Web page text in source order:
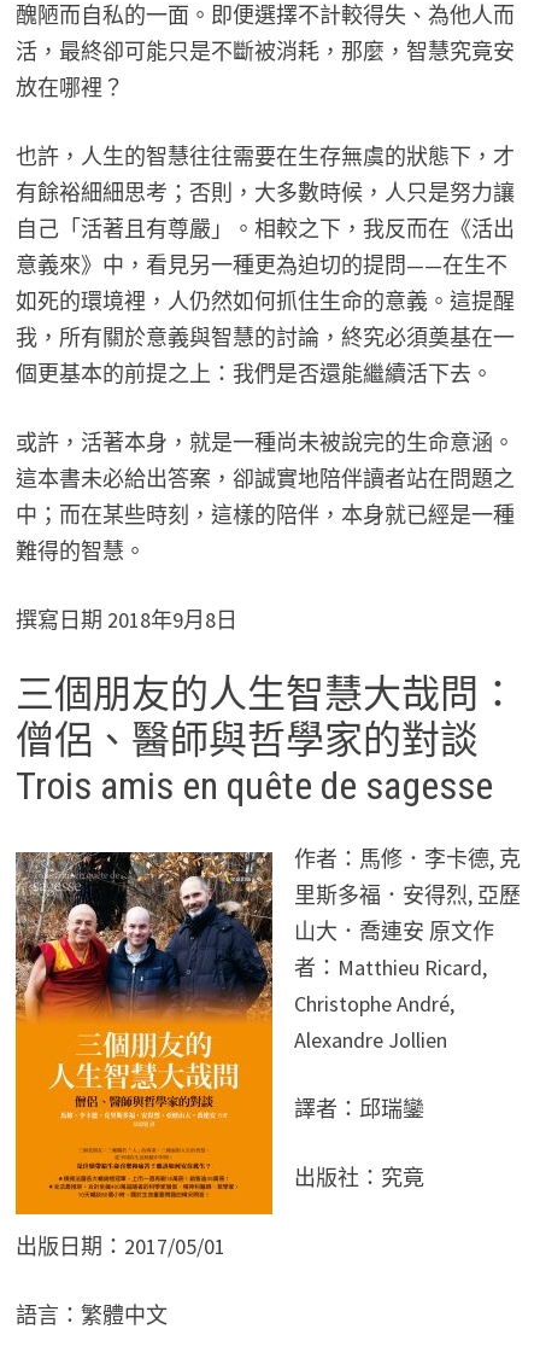
醜陋而自私的一面。即便選擇不計較得失、為他人而
活，最終卻可能只是不斷被消耗，那麼，智慧究竟安
放在哪裡？
也許，人生的智慧往往需要在生存無虞的狀態下，才
有餘裕細細思考；否則，大多數時候，人只是努力讓
自己「活著且有尊嚴」。相較之下，我反而在《活出
意義來》中，看見另一種更為迫切的提問——在生不
如死的環境裡，人仍然如何抓住生命的意義。這提醒
我，所有關於意義與智慧的討論，終究必須奠基在一
個更基本的前提之上：我們是否還能繼續活下去。
或許，活著本身，就是一種尚未被說完的生命意涵。
這本書未必給出答案，卻誠實地陪伴讀者站在問題之
中；而在某些時刻，這樣的陪伴，本身就已經是一種
難得的智慧。
撰寫日期 2018年9月8日
三個朋友的人生智慧大哉問：
僧侶、醫師與哲學家的對談
Trois amis en quête de sagesse
作者：馬修．李卡德, 克
里斯多福．安得烈, 亞歷
山大．喬連安 原文作
者：Matthieu Ricard,
Christophe André,
Alexandre Jollien
譯者：邱瑞鑾
出版社：究竟
出版日期：2017/05/01
語言：繁體中文